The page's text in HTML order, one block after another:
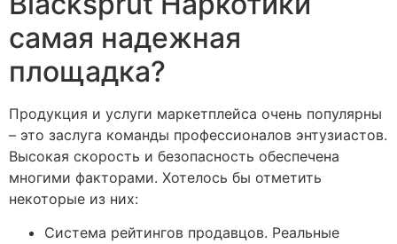
самая надежная
площадка?
Продукция и услуги маркетплейса очень популярны
– это заслуга команды профессионалов энтузиастов.
Высокая скорость и безопасность обеспечена
многими факторами. Хотелось бы отметить
некоторые из них:
Система рейтингов продавцов. Реальные